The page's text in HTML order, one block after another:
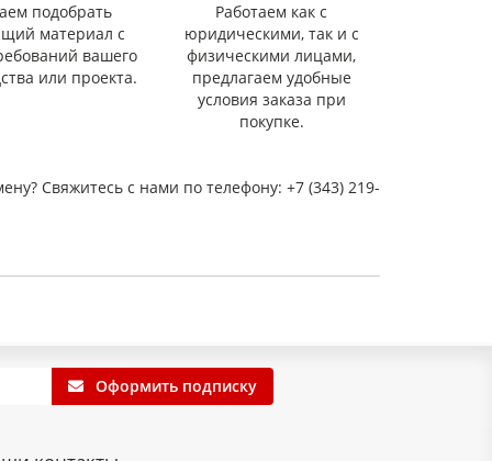
подобрать
материал с
вашего
или проекта.
Работаем как с
юридическими, так и с
физическими лицами,
предлагаем удобные
условия заказа при
покупке.
Свяжитесь с нами по телефону: +7 (343) 219-
Оформить подписку